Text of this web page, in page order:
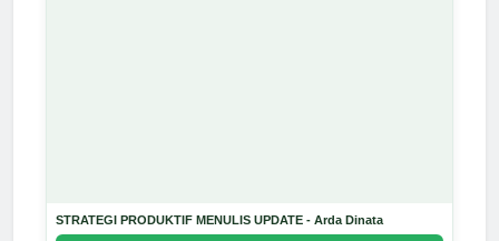
STRATEGI PRODUKTIF MENULIS UPDATE - Arda Dinata